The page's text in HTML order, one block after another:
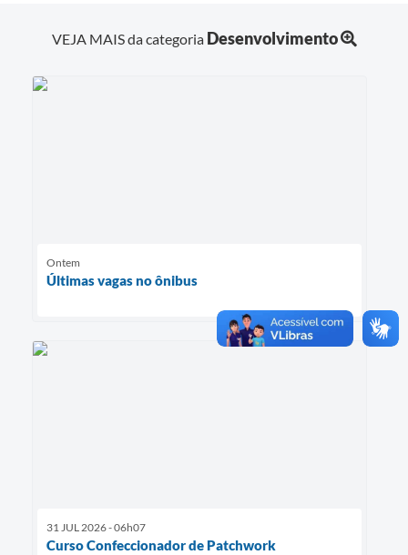
VEJA MAIS da categoria Desenvolvimento
Ontem
Últimas vagas no ônibus
31 JUL 2026 - 06h07
Curso Confeccionador de Patchwork